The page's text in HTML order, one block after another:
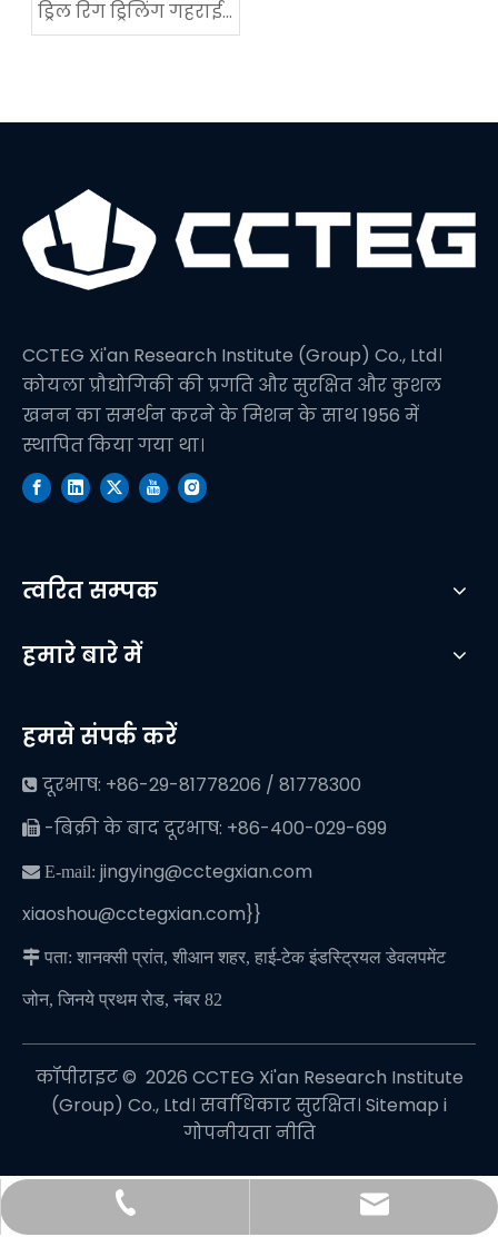
ड्रिल रिग ड्रिलिंग गहराई
में एक नया विश्व रिकॉर्ड
CCTEG Xi'an Research Institute (Group) Co., Ltd।
कोयला प्रौद्योगिकी की प्रगति और सुरक्षित और कुशल
खनन का समर्थन करने के मिशन के साथ 1956 में
स्थापित किया गया था।
त्वरित सम्पक
हमारे बारे में
हमसे संपर्क करें
 दूरभाष: +86-29-81778206 / 81778300
 -बिक्री के बाद दूरभाष: +86-400-029-699
 E-mail: jingying@cctegxian.com
xiaoshou@cctegxian.com}}
 पता: शानक्सी प्रांत, शीआन शहर, हाई-टेक इंडस्ट्रियल डेवलपमेंट
जोन, जिनये प्रथम रोड, नंबर 82
कॉपीराइट © ️ 2026 CCTEG Xi'an Research Institute
(Group) Co., Ltd। सर्वाधिकार सुरक्षित। Sitemap i
गोपनीयता नीति